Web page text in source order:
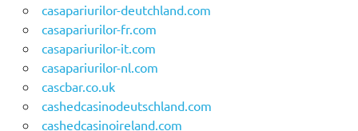
casapariurilor-deutchland.com
casapariurilor-fr.com
casapariurilor-it.com
casapariurilor-nl.com
cascbar.co.uk
cashedcasinodeutschland.com
cashedcasinoireland.com